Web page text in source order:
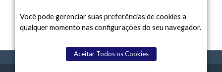
Você pode gerenciar suas preferências de cookies a
qualquer momento nas configurações do seu navegador.
Aceitar Todos os Cookies